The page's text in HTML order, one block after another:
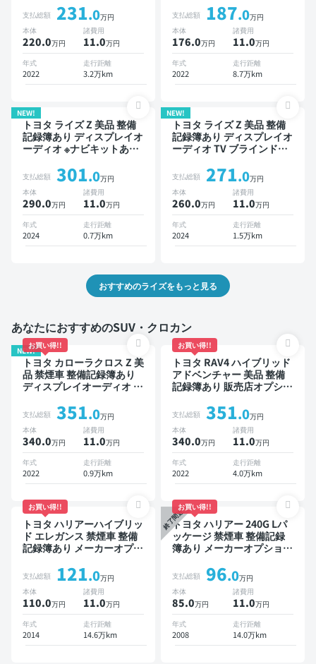
ニター オートクルーズ ス
マートキー ETC バックモ
ニター 全方位カメラ ドラ
イブレコーダー 衝突軽減
支払総額 231.0万円
本体
220.0万円
諸費用
11.0万円
年式
2022
走行距離
3.2万km
ートクルーズ スマートキー
ETC バックモニター 全方
位カメラ ドライブレコーダ
ー 衝突軽減
支払総額 187.0万円
本体
176.0万円
諸費用
11.0万円
年式
2022
走行距離
8.7万km
NEW!
トヨタ ライズ Z 美品 整備
記録簿あり ディスプレイオ
ーディオ ※ナビキットあり
ニター スマートキー ETC
バックモニター ドライブレ
コーダー 衝突軽減
支払総額 301.0万円
本体
290.0万円
諸費用
11.0万円
年式
2024
走行距離
0.7万km
NEW!
トヨタ ライズ Z 美品 整備
記録簿あり ディスプレイオ
ーディオ TV ブラインドス
ーズ スマートキー ETC バ
ックモニター 全方位カメラ
ドライブレコーダー 衝突軽
減
支払総額 271.0万円
本体
260.0万円
諸費用
11.0万円
年式
2024
走行距離
1.5万km
おすすめのライズをもっと見る
あなたにおすすめのSUV・クロカン
NEW!
お買い得!!
トヨタ カローラクロス Z 美
品 禁煙車 整備記録簿あり
ディスプレイオーディオ ※
スポットモニター オートク
ルーズ スマートキー ETC
電動バックドア バックモニ
ター 全方位カメラ ドライ
ブレコーダー 衝突軽減
支払総額 351.0万円
本体
340.0万円
諸費用
11.0万円
年式
2022
走行距離
0.9万km
お買い得!!
トヨタ RAV4 ハイブリッド
アドベンチャー 美品 整備
記録簿あり 販売店オプショ
ットモニター デジタルイン
ナーミラー オートクルーズ
スマートキー ETC バック
モニター ドライブレコーダ
ー 衝突軽減
支払総額 351.0万円
本体
340.0万円
諸費用
11.0万円
年式
2022
走行距離
4.0万km
お買い得!!
トヨタ ハリアーハイブリッ
ド エレガンス 禁煙車 整備
記録簿あり メーカーオプシ
ETC バックモニター ドラ
イブレコーダー
支払総額 121.0万円
本体
110.0万円
諸費用
11.0万円
年式
2014
走行距離
14.6万km
終了間近
お買い得!!
トヨタ ハリアー 240G Lパ
ッケージ 禁煙車 整備記録
簿あり メーカーオプション
ETC サンルーフ バックモ
ニター ドライブレコーダー
支払総額 96.0万円
本体
85.0万円
諸費用
11.0万円
年式
2008
走行距離
14.0万km